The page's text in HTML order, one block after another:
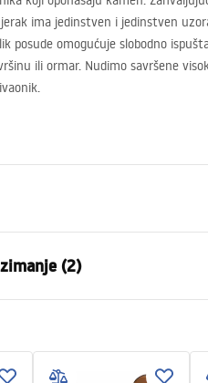
ima jedinstven i jedinstven
posude omogućuje slobodno
ili ormar. Nudimo savršene
(2)